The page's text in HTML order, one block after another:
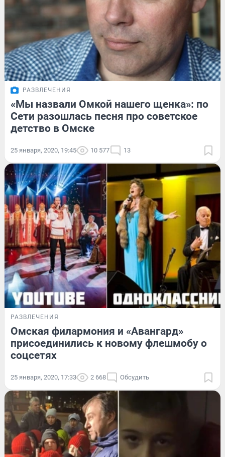
РАЗВЛЕЧЕНИЯ
«Мы назвали Омкой нашего щенка»: по
Сети разошлась песня про советское
детство в Омске
25 января, 2020, 19:45 10 577 13
РАЗВЛЕЧЕНИЯ
Омская филармония и «Авангард»
присоединились к новому флешмобу о
соцсетях
25 января, 2020, 17:33 2 668 Обсудить